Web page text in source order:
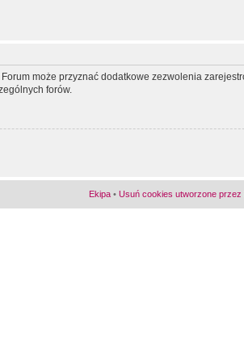
może przyznać dodatkowe zezwolenia
forów.
Ekipa • Usuń cookies utworzone przez